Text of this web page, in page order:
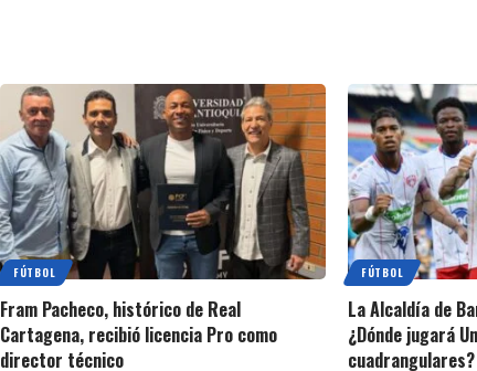
FÚTBOL
Fram Pacheco, histórico de Real
Cartagena, recibió licencia Pro como
director técnico
FÚTBOL
La Alcaldía de
¿Dónde jugará
cuadrangulares?